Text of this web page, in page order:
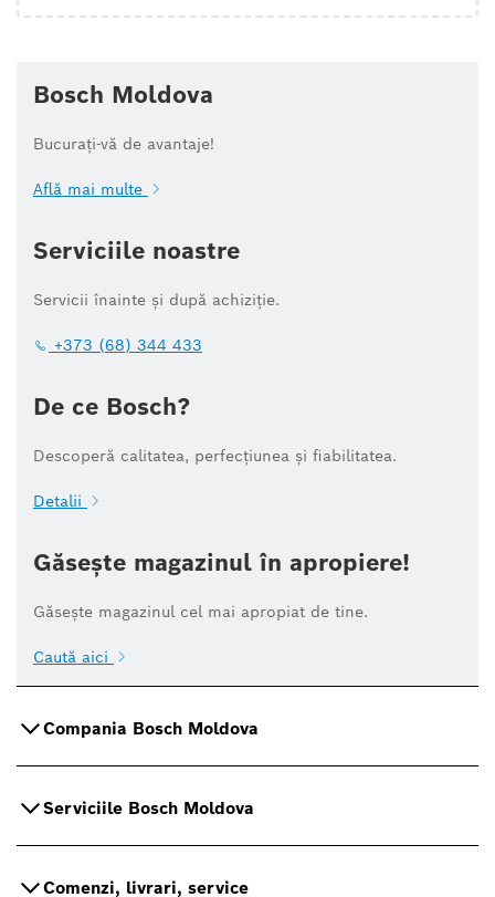
Bosch Moldova
Bucurați-vă de avantaje!
Află mai multe
Serviciile noastre
Servicii înainte și după achiziție.
+373 (68) 344 433
De ce Bosch?
Descoperă calitatea, perfecțiunea și fiabilitatea.
Detalii
Găsește magazinul în apropiere!
Găsește magazinul cel mai apropiat de tine.
Caută aici
Compania Bosch Moldova
Serviciile Bosch Moldova
Comenzi, livrari, service